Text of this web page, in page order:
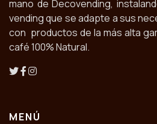
mano de Decovending,
vending que se adapte a sus
con productos de la más alta
café 100% Natural.
MENÚ